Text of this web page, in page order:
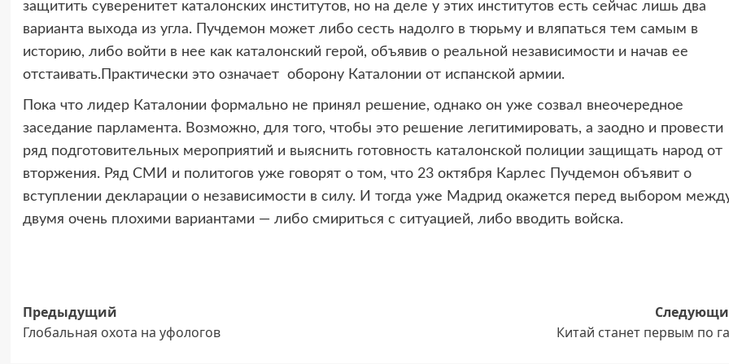
защитить суверенитет каталонских институтов, но на деле у этих институтов есть сейчас лишь два
варианта выхода из угла. Пучдемон может либо сесть надолго в тюрьму и вляпаться тем самым в
историю, либо войти в нее как каталонский герой, объявив о реальной независимости и начав ее
отстаивать.Практически это означает оборону Каталонии от испанской армии.
Пока что лидер Каталонии формально не принял решение, однако он уже созвал внеочередное
заседание парламента. Возможно, для того, чтобы это решение легитимировать, а заодно и провести
ряд подготовительных мероприятий и выяснить готовность каталонской полиции защищать народ от
вторжения. Ряд СМИ и политогов уже говорят о том, что 23 октября Карлес Пучдемон объявит о
вступлении декларации о независимости в силу. И тогда уже Мадрид окажется перед выбором
двумя очень плохими вариантами — либо смириться с ситуацией, либо вводить войска.
Навигация
записи
Предыдущий
Глобальная охота на уфологов
Китай станет первым по